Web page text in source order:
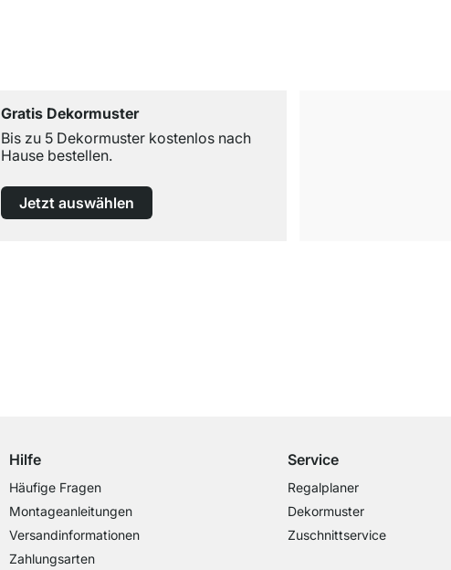
Gratis Dekormuster
Bis zu 5 Dekormuster kostenlos nach
Hause bestellen.
Jetzt auswählen
Hilfe
Häufige Fragen
Montageanleitungen
Versandinformationen
Zahlungsarten
Service
Regalplaner
Dekormuster
Zuschnittservice